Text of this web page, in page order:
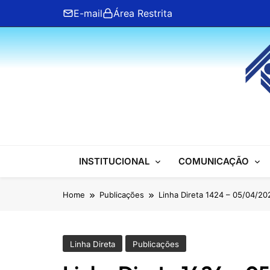
content
E-mail Área Restrita
ANFIP Nacional
INSTITUCIONAL COMUNICAÇÃO
Home Publicações Linha Direta 1424 – 05/04/
Linha Direta Publicações